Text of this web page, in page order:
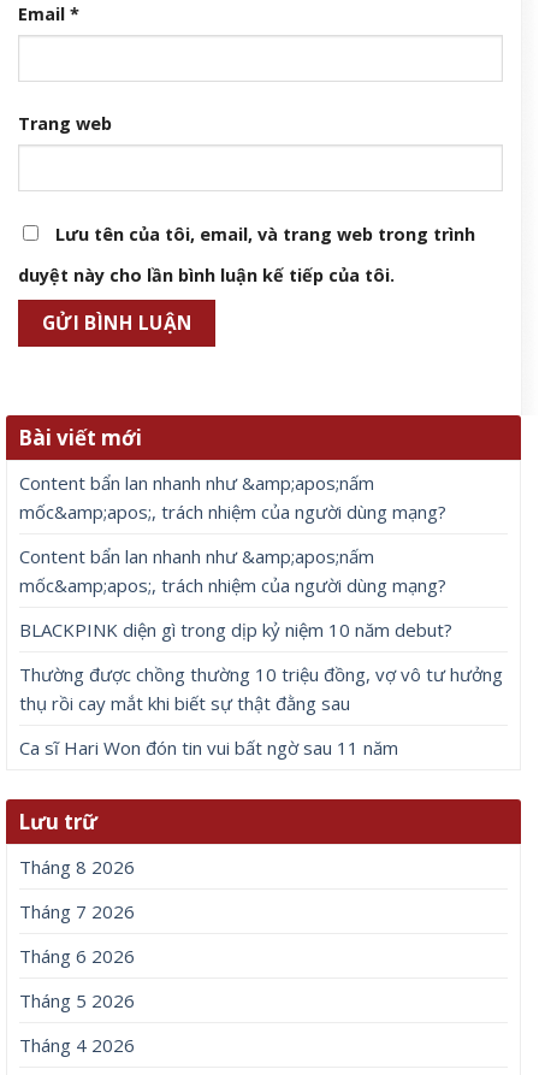
Email *
Trang web
Lưu tên của tôi, email, và trang web trong trình
duyệt này cho lần bình luận kế tiếp của tôi.
Bài viết mới
Content bẩn lan nhanh như &amp;apos;nấm
mốc&amp;apos;, trách nhiệm của người dùng mạng?
Content bẩn lan nhanh như &amp;apos;nấm
mốc&amp;apos;, trách nhiệm của người dùng mạng?
BLACKPINK diện gì trong dịp kỷ niệm 10 năm debut?
Thường được chồng thường 10 triệu đồng, vợ vô tư hưởng
thụ rồi cay mắt khi biết sự thật đằng sau
Ca sĩ Hari Won đón tin vui bất ngờ sau 11 năm
Lưu trữ
Tháng 8 2026
Tháng 7 2026
Tháng 6 2026
Tháng 5 2026
Tháng 4 2026